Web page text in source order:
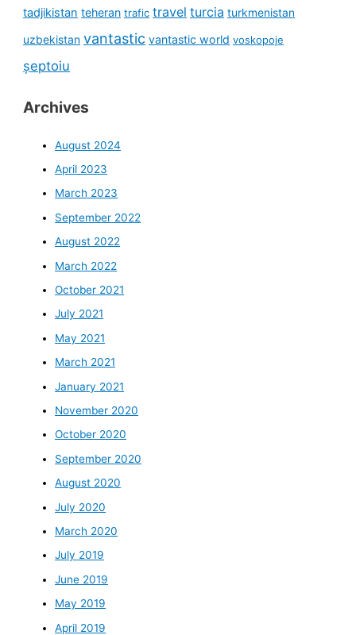
tadjikistan teheran trafic travel turcia turkmenistan
uzbekistan vantastic vantastic world voskopoje
șeptoiu
Archives
August 2024
April 2023
March 2023
September 2022
August 2022
March 2022
October 2021
July 2021
May 2021
March 2021
January 2021
November 2020
October 2020
September 2020
August 2020
July 2020
March 2020
July 2019
June 2019
May 2019
April 2019